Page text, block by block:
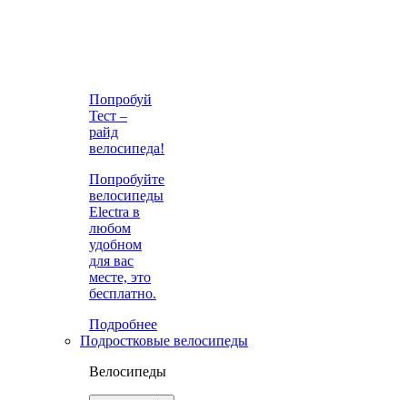
Попробуй
Тест –
райд
велосипеда!
Попробуйте
велосипеды
Electra в
любом
удобном
для вас
месте, это
бесплатно.
Подробнее
Подростковые велосипеды
Велосипеды